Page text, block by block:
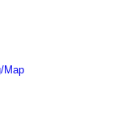
Map